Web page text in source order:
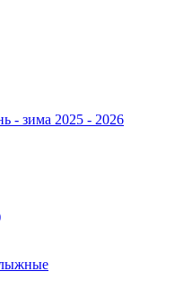
- зима 2025 - 2026